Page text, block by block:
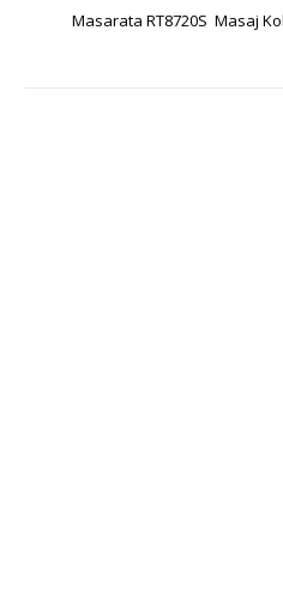
Masarata RT8720S Masaj